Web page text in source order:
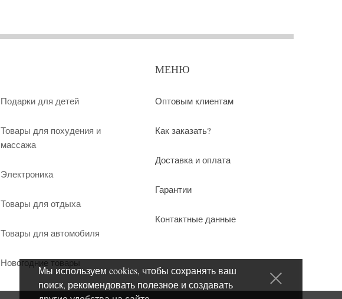
Подарки для детей
Товары для похудения и
массажа
Электроника
Товары для отдыха
Товары для автомобиля
Новогодние товары
МЕНЮ
Оптовым клиентам
Как заказать?
Доставка и оплата
Гарантии
Контактные данные
Мы используем cookies, чтобы сохранять ваш
поиск, рекомендовать полезное и создавать